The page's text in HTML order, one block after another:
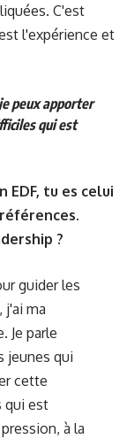
C'est
l'expérience et
peux apporter
qui est
EDF, tu es celui
?
guider les
j'ai ma
Je parle
jeunes qui
cette
qui est
à la